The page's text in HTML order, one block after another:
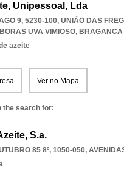
Unipessoal, Lda
9, 5230-100, UNIÃO DAS
UVA VIMIOSO, BRAGANCA
azeite
Ver no Mapa
the search for:
S.a.
85 8º, 1050-050,